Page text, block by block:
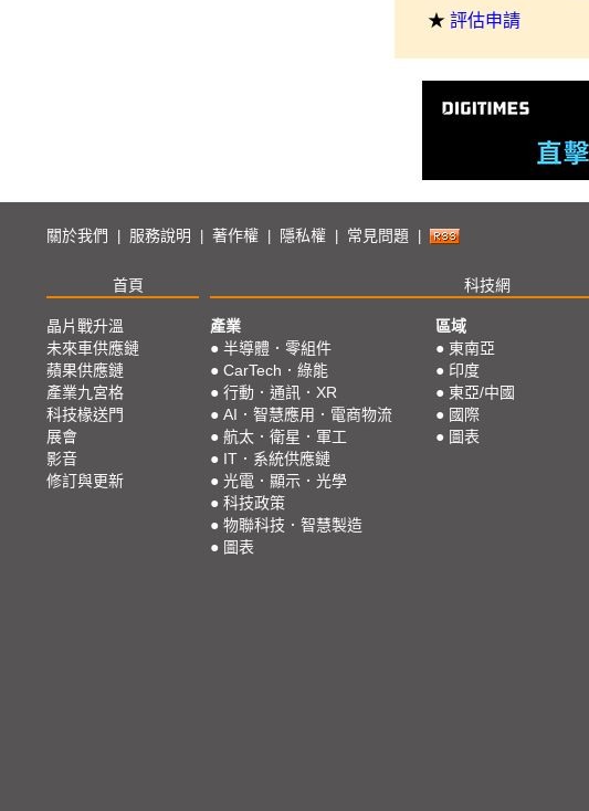
★ 評估申請
關於我們 服務說明 著作權 隱私權 常見問題
首頁 科技網
晶片戰升溫
未來車供應鏈
蘋果供應鏈
產業九宮格
科技椽送門
展會
影音
修訂與更新
產業
● 半導體．零組件
● CarTech．綠能
● 行動．通訊．XR
● AI．智慧應用．電商物流
● 航太．衛星．軍工
● IT．系統供應鏈
● 光電．顯示．光學
● 科技政策
● 物聯科技．智慧製造
● 圖表
區域
● 東南亞
● 印度
● 東亞/中國
● 國際
● 圖表